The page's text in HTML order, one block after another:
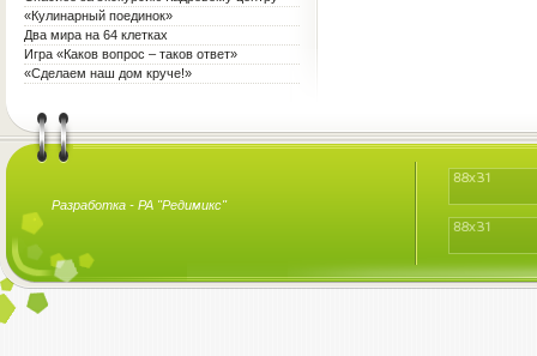
«Кулинарный поединок»
Два мира на 64 клетках
Игра «Каков вопрос – таков ответ»
«Сделаем наш дом круче!»
Разработка - РА "Редимикс"